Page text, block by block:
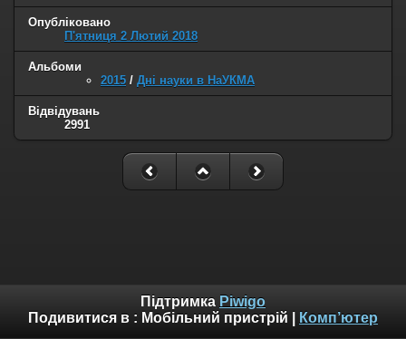
Опубліковано
П'ятниця 2 Лютий 2018
Альбоми
2015 / Дні науки в НаУКМА
Відвідувань
2991
Підтримка Piwigo
Подивитися в : Мобільний пристрій Комп’ютер